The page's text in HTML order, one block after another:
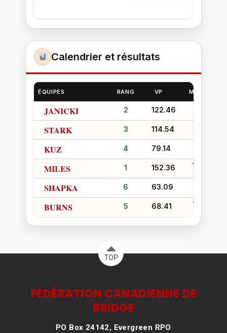
Calendrier et résultats
ÉQUIPES RANG VP MAR 19
JANICKI 2 122.46
STARK 3 114.54
KUZ 4 79.14
MILES 1 152.36 16.08
SHAPKA 6 63.09
BURNS 5 68.41 10,28
TOP
FÉDÉRATION CANADIENNE DE
BRIDGE
PO Box 24142, Evergreen RPO